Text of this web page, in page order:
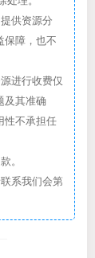
供资源分
保障，也不
进行收费仅
及其准确
性不承担任
。
系我们会第